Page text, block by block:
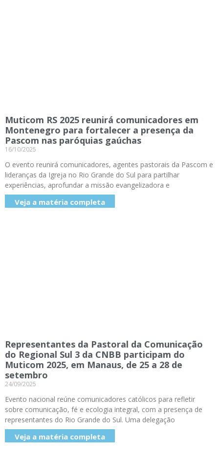
Muticom RS 2025 reunirá comunicadores em
Montenegro para fortalecer a presença da
Pascom nas paróquias gaúchas
16/10/2025
O evento reunirá comunicadores, agentes pastorais da Pascom e
lideranças da Igreja no Rio Grande do Sul para partilhar
experiências, aprofundar a missão evangelizadora e
Veja a matéria completa
Representantes da Pastoral da Comunicação
do Regional Sul 3 da CNBB participam do
Muticom 2025, em Manaus, de 25 a 28 de
setembro
24/09/2025
Evento nacional reúne comunicadores católicos para refletir
sobre comunicação, fé e ecologia integral, com a presença de
representantes do Rio Grande do Sul. Uma delegação
Veja a matéria completa